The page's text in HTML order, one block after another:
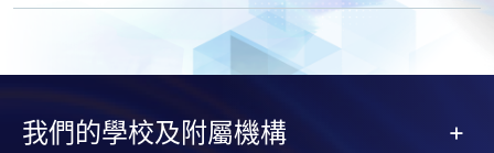
我們的學校及附屬機構